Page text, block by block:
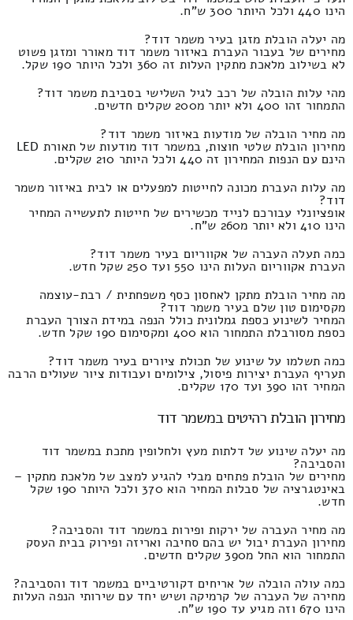
הינו 440 ולכל היותר 300 ש"ח.
מה יעלה הובלת מזגן בעיר משמר דוד?
מחירים של בעבור העברת באיזור משמר דוד מאורר ומזגן פשוט
לא בשילוב מלאכת מתקין העלות זה 360 ולכל היותר 190 שקל.
מהי עלות הובלה של רכב לגיל השלישי בסביבת משמר דוד?
התמחור זהו 400 ולא יותר מ200 שקלים חדשים.
מה מחיר הובלה של מודעות באיזור משמר דוד?
מחירון הובלת שלטי חוצות, במשמר דוד מודעות של תאורת LED
הינם עם הנפות המחירון זה 440 ולכל היותר 210 שקלים.
מה עלות העברת מכונה לחייטות למפעלים או לבית באיזור משמר
דוד?
אופציונלי עבורכם לנייד מכשירים של חייטות לתעשייה המחיר
הינו 410 ולא יותר מ260 ש"ח.
כמה תעלה העברה של אקווריום בעיר משמר דוד?
העברת אקווריום העלות הינו 550 ועד 250 שקל חדש.
מה מחיר הובלת מתקן לאחסון כסף משפחתית / רבת-עוצמה
מקסימום טון שלם בעיר משמר דוד?
המחיר לשינוע כספת גמלונית כולל הנפה במידת הצורך העברת
כספת מסורבלת התמחור הוא 400 ומקסימום 190 שקל חדש.
כמה תשלמו על שינוע של תכולת ציורים בעיר משמר דוד?
תעריף העברת יצירות פיסול, צילומים ועבודות ציור שעולים הרבה
המחיר זהו 390 ועד 170 שקלים.
מחירון הובלת רהיטים במשמר דוד
מה יעלה שינוע של דלתות מעץ ולחלופין מתכת במשמר דוד
והסביבה?
מחירים של הובלת פתחים מבלי להגיע למצב של מלאכת מתקין –
באינטגרציה של סבלות המחיר הוא 370 ולכל היותר 190 שקל
חדש.
מה מחיר העברה של ירקות ופירות במשמר דוד והסביבה?
מחירון העברת יבול יש בהם סחיבה ואריזה ופירוק בבית העסק
התמחור הוא החל מ390 שקלים חדשים.
כמה עולה הובלה של אריחים דקורטיביים במשמר דוד והסביבה?
מחירה של העברה של קרמיקה ושיש יחד עם שירותי הנפה העלות
הינו 670 וזה מגיע עד 190 ש"ח.